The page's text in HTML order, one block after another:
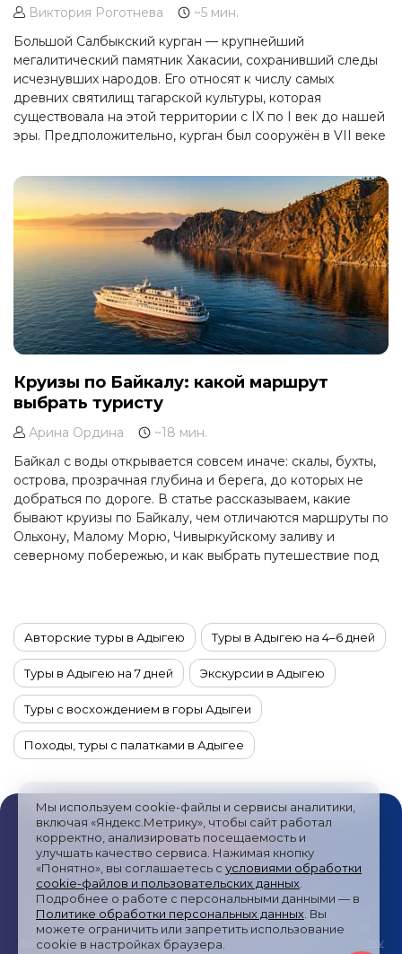
Мы используем cookie-файлы и сервисы аналитики,
включая «Яндекс.Метрику», чтобы сайт работал
корректно, анализировать посещаемость и
улучшать качество сервиса. Нажимая кнопку
«Понятно», вы соглашаетесь с условиями обработки
cookie-файлов и пользовательских данных
Подробнее о работе с персональными данными — в
Политике обработки персональных данных . Вы
можете ограничить или запретить использование
cookie в настройках браузера.
Виктория Роготнева
~5 мин.
Большой Салбыкский курган — крупнейший
мегалитический памятник Хакасии, сохранивший следы
исчезнувших народов. Его относят к числу самых
древних святилищ тагарской культуры, которая
существовала на этой территории с IX по I век до нашей
эры. Предположительно, курган был сооружён в VII веке
Круизы по Байкалу: какой маршрут
выбрать туристу
Арина Ордина
~18 мин.
Байкал с воды открывается совсем иначе: скалы, бухты,
острова, прозрачная глубина и берега, до которых не
добраться по дороге. В статье рассказываем, какие
бывают круизы по Байкалу, чем отличаются маршруты по
Ольхону, Малому Морю, Чивыркуйскому заливу и
северному побережью, и как выбрать путешествие под
Авторские туры в Адыгею Туры в Адыгею на 4–6 дней
Туры в Адыгею на 7 дней Экскурсии в Адыгею
Туры с восхождением в горы Адыгеи
Походы, туры с палатками в Адыгее
Туры на мотоциклах в Адыгее
Йога-туры в Адыгею Сплавы по рекам в Адыгее
Активные туры в Адыгею Этнотуры в Адыгею
Автомобильные туры в Адыгее Фототуры в Адыгею
VIP-туры в Адыгею
Публичная оферта/Пользовательское соглашение
/
Политика обработки персональных данных /Согласие на
получение рекламных сообщений/ Политика обработки
файлов cookies и метрических систем
Согласие на обработку